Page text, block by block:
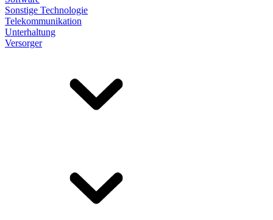
Sonstige Technologie
Telekommunikation
Unterhaltung
Versorger